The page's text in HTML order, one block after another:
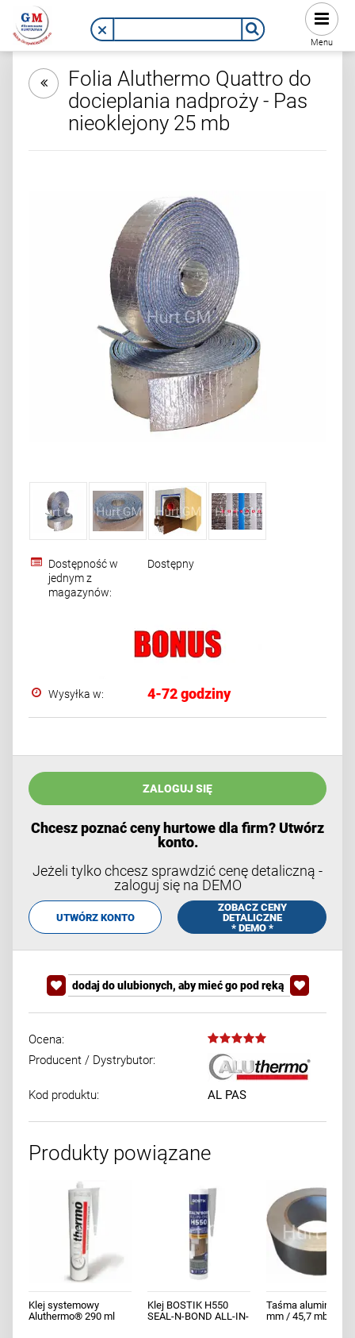
Menu
Folia Aluthermo Quattro do
docieplania nadproży - Pas
nieoklejony 25 mb
Dostępność w
jednym z
magazynów:
Dostępny
Wysyłka w: 4-72 godziny
ZALOGUJ SIĘ
Chcesz poznać ceny hurtowe dla firm? Utwórz
konto.
Jeżeli tylko chcesz sprawdzić cenę detaliczną -
zaloguj się na DEMO
UTWÓRZ KONTO
ZOBACZ CENY
DETALICZNE
* DEMO *
dodaj do ulubionych, aby mieć go pod ręką
Ocena:
Producent / Dystrybutor:
Kod produktu: AL PAS
Produkty powiązane
Klej systemowy
Aluthermo® 290 ml
Klej BOSTIK H550
SEAL-N-BOND ALL-IN-
Taśma aluminiowa
mm / 45,7 mb